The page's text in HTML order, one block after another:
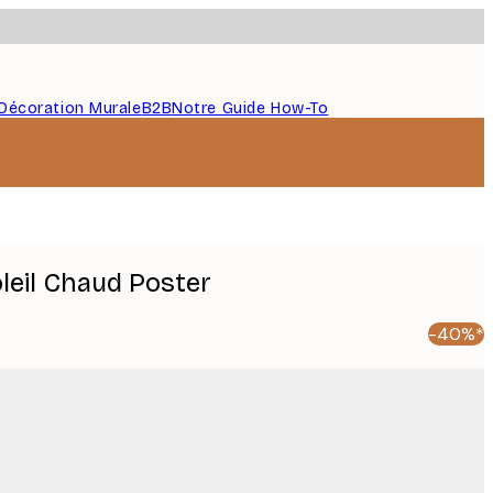
MuraleB2BNotre Guide How-To
Chaud Poster
-40%*